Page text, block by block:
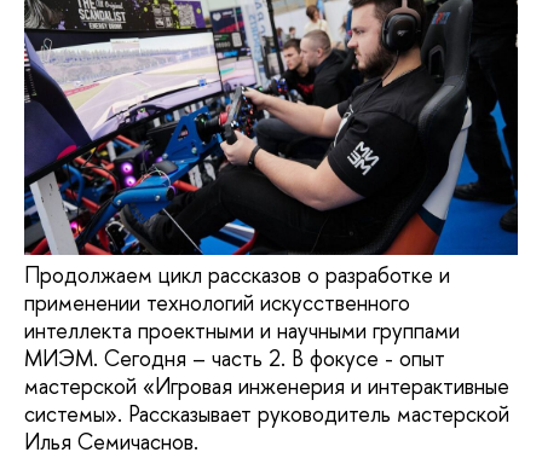
Продолжаем цикл рассказов о разработке и
применении технологий искусственного
интеллекта проектными и научными группами
МИЭМ. Сегодня – часть 2. В фокусе - опыт
мастерской «Игровая инженерия и интерактивные
системы». Рассказывает руководитель мастерской
Илья Семичаснов.